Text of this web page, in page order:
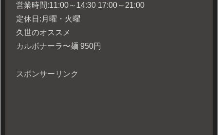
営業時間:11:00～14:30 17:00～21:00
定休日:月曜・火曜
久世のオススメ
カルボナーラ〜麺 950円
スポンサーリンク